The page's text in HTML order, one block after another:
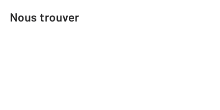
Nous trouver